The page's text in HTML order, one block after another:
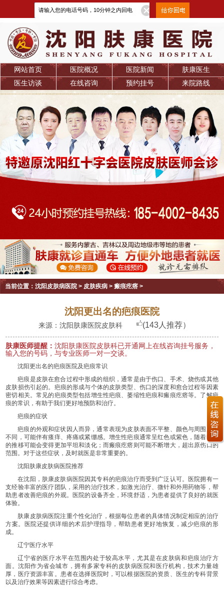
网站首页 医院概况 医院新闻
肤康医生
医生访谈
在线咨询 预约挂号 来院路线
当前位置： 沈阳皮肤病医院> 皮肤疾病> 瘢痕疙瘩>
沈阳更出名的疤痕医院
来源：沈阳肤康医院皮肤科 (143人推荐）
肤康医师提醒：沈阳肤康医院皮肤科已开通网上在线咨询挂号服务，
输入您的号码，与专业医师一对一交谈。
沈阳更出名的疤痕医院及疤痕常识
疤痕是皮肤在愈合过程中形成的组织，通常是由于伤口、手术、烧伤或其他
皮肤损伤引起的。疤痕的形成与个体的皮肤类型、伤口的深度和愈合过程等因素
密切相关。常见的疤痕类型包括增生性疤痕、萎缩性疤痕和瘢痕疙瘩等。了解疤
痕的常识，有助于我们更好地预防和治疗。
疤痕的症状
疤痕的外观和症状因人而异，通常表现为皮肤表面不平整、颜色与周围皮肤
不同，可能伴有瘙痒、疼痛或紧绷感。增生性疤痕通常呈红色或紫色，随着时间
的推移可能会变得更加平坦和淡化；而瘢痕疙瘩则可能不断增大，超出原伤口的
范围。对于这些症状，及时就医是非常重要的。
沈阳肤康皮肤病医院推荐
在沈阳，肤康皮肤病医院因其专科的疤痕治疗而受到广泛认可。医院拥有一
支经验丰富的医疗团队，采用的治疗技术，如激光治疗、微针和外用药物等，帮
助患者改善疤痕的外观。医院的设备齐全，环境舒适，为患者提供了良好的就医
体验。
肤康皮肤病医院注重个性化治疗，根据每位患者的具体情况制定相应的治疗
方案。医院还提供详细的术后护理指导，帮助患者更好地恢复，减少疤痕的形
成。
辽宁医疗水平
辽宁省的医疗水平在范围内处于较高水平，尤其是在皮肤病和疤痕治疗方
面。沈阳作为省会城市，拥有多家专科的皮肤病医院和医疗机构，技术力量雄
厚，医疗资源丰富。患者在选择医院时，可以根据医院的资质、医生的专科背景
以及治疗效果等因素进行综合考虑。